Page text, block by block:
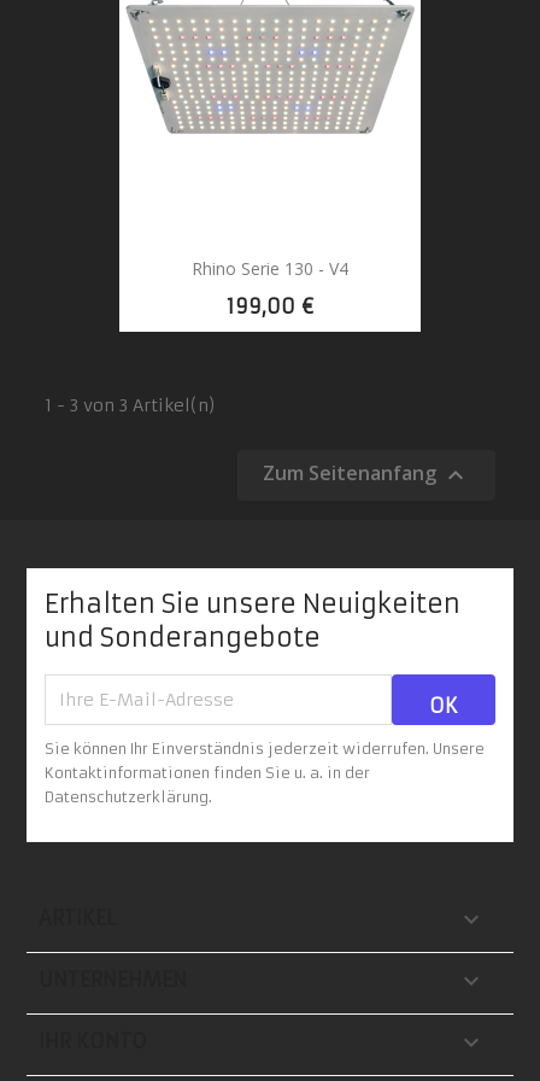
Rhino Serie 130 - V4
199,00 €
1 - 3 von 3 Artikel(n)
Zum Seitenanfang 
Erhalten Sie unsere Neuigkeiten
und Sonderangebote
Sie können Ihr Einverständnis jederzeit widerrufen. Unsere
Kontaktinformationen finden Sie u. a. in der
Datenschutzerklärung.


